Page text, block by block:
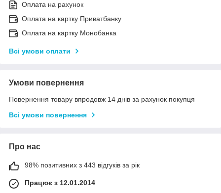
Оплата на рахунок
Оплата на картку Приватбанку
Оплата на картку Монобанка
Всі умови оплати
Умови повернення
Повернення товару впродовж 14 днів за рахунок покупця
Всі умови повернення
Про нас
98% позитивних з 443 відгуків за рік
Працює з 12.01.2014